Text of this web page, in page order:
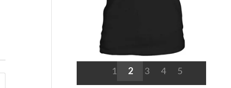
1 2 3 4 5